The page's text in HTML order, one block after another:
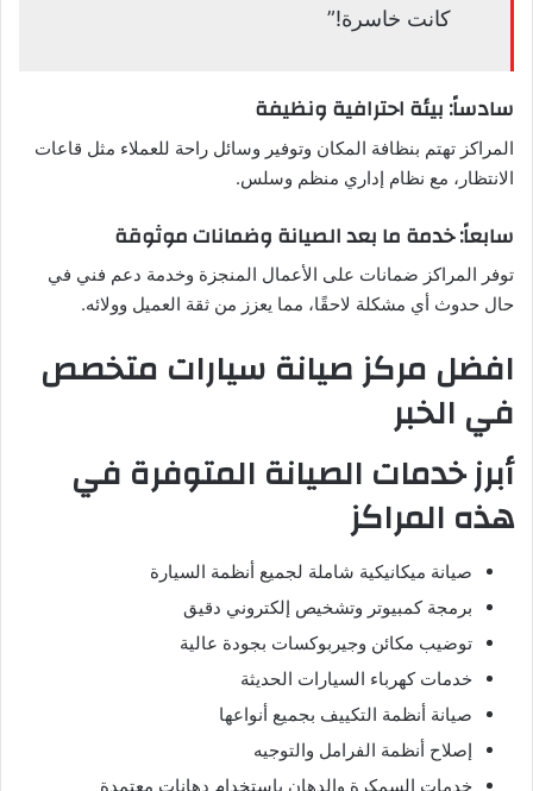
كانت خاسرة!”
سادساً: بيئة احترافية ونظيفة
المراكز تهتم بنظافة المكان وتوفير وسائل راحة للعملاء مثل قاعات
الانتظار، مع نظام إداري منظم وسلس.
سابعاً: خدمة ما بعد الصيانة وضمانات موثوقة
توفر المراكز ضمانات على الأعمال المنجزة وخدمة دعم فني في
حال حدوث أي مشكلة لاحقًا، مما يعزز من ثقة العميل وولائه.
افضل مركز صيانة سيارات متخصص
في الخبر
أبرز خدمات الصيانة المتوفرة في
هذه المراكز
صيانة ميكانيكية شاملة لجميع أنظمة السيارة
برمجة كمبيوتر وتشخيص إلكتروني دقيق
توضيب مكائن وجيربوكسات بجودة عالية
خدمات كهرباء السيارات الحديثة
صيانة أنظمة التكييف بجميع أنواعها
إصلاح أنظمة الفرامل والتوجيه
خدمات السمكرة والدهان باستخدام دهانات معتمدة